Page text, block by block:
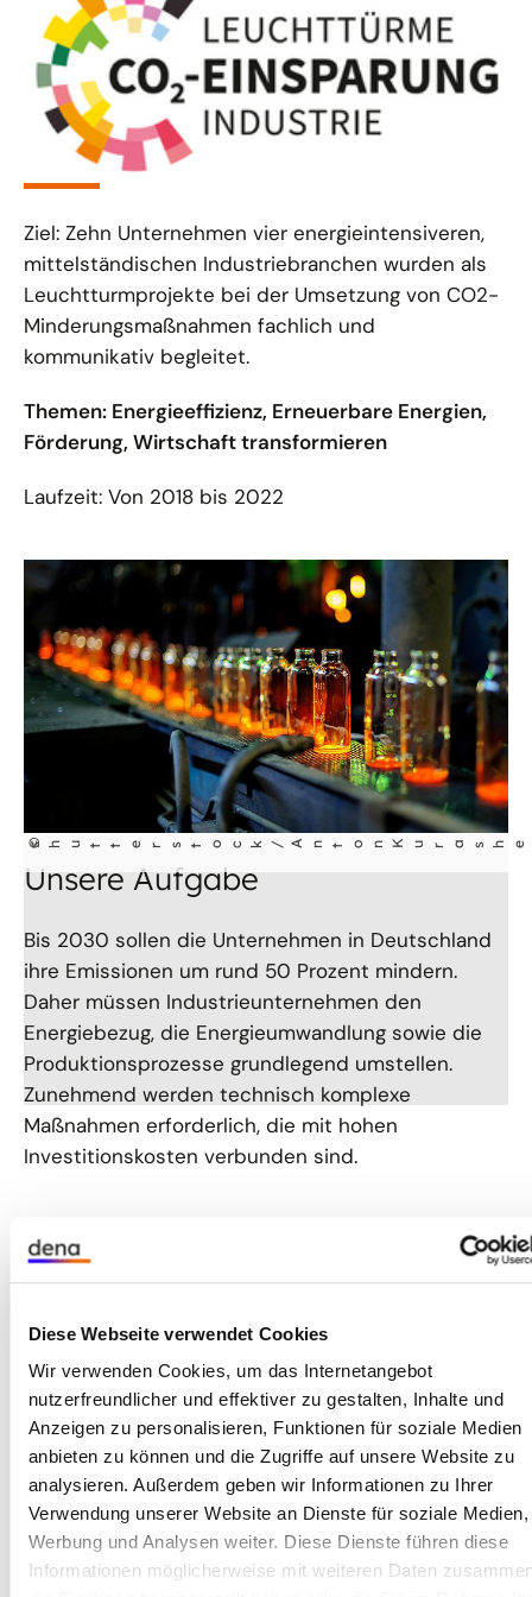
Diese Webseite verwendet Cookies
Wir verwenden Cookies, um das Internetangebot
nutzerfreundlicher und effektiver zu gestalten, Inhalte und
Anzeigen zu personalisieren, Funktionen für soziale Medien
anbieten zu können und die Zugriffe auf unsere Website zu
analysieren. Außerdem geben wir Informationen zu Ihrer
Verwendung unserer Website an Dienste für soziale Medien,
Werbung und Analysen weiter. Diese Dienste führen diese
Informationen möglicherweise mit weiteren Daten
Ziel: Zehn Unternehmen vier energieintensiveren,
mittelständischen Industriebranchen wurden als
Leuchtturmprojekte bei der Umsetzung von CO2-
Minderungsmaßnahmen fachlich und
kommunikativ begleitet.
Themen: Energieeffizienz, Erneuerbare Energien,
Förderung, Wirtschaft transformieren
Laufzeit: Von 2018 bis 2022
©
shutterstock/Anton Kur
Unsere Aufgabe
Bis 2030 sollen die Unternehmen in Deutschland
ihre Emissionen um rund 50 Prozent mindern.
Daher müssen Industrieunternehmen den
Energiebezug, die Energieumwandlung sowie die
Produktionsprozesse grundlegend umstellen.
Zunehmend werden technisch komplexe
Maßnahmen erforderlich, die mit hohen
Investitionskosten verbunden sind.
Die Bundesregierung unterstützt diese
Investitionen über Förderprogramme. Diese
ihrer Nutzung beizutragen. Hier setzte das
Leuchttürme-Projekt der dena an. Das Projekt
wurde im Auftrag des Bundesministeriums für
Wirtschaft und Klimaschutz (BMWK) umgesetzt.
Ein besonderes Augenmerk lag dabei auf vier
energieintensiven Branchen: der chemischen
Industrie, der Kunststoffverarbeitung, der
Glasindustrie und der Gießereiindustrie.